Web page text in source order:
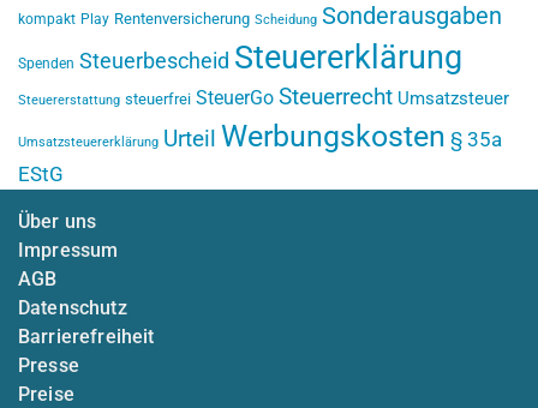
kompakt Play Rentenversicherung Scheidung Sonderausgaben
Spenden Steuerbescheid Steuererklärung
Steuererstattung steuerfrei SteuerGo Steuerrecht Umsatzsteuer
Umsatzsteuererklärung Urteil Werbungskosten § 35a
EStG
Über uns
Impressum
AGB
Datenschutz
Barrierefreiheit
Presse
Preise